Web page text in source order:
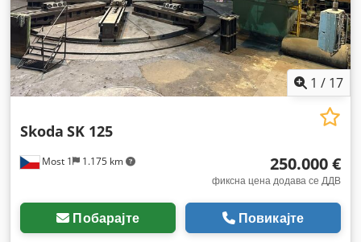
1 / 17
Most 1 1.175 km
Skoda SK 125
250.000 €
фиксна цена додава се ДДВ
Побарајте Повикајте